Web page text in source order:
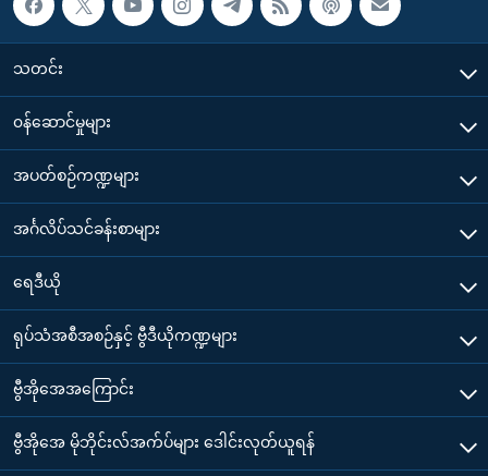
သတင်း
၀န်ဆောင်မှုများ
အပတ်စဉ်ကဏ္ဍများ
အင်္ဂလိပ်သင်ခန်းစာများ
ရေဒီယို
ရုပ်သံအစီအစဉ်နှင့် ဗွီဒီယိုကဏ္ဍများ
ဗွီအိုအေအကြောင်း
ဗွီအိုအေ မိုဘိုင်းလ်အက်ပ်များ ဒေါင်းလုတ်ယူရန်